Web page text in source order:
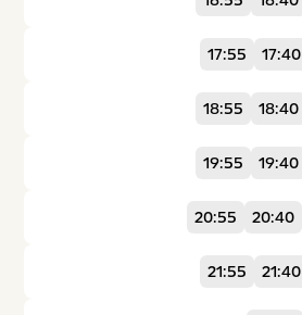
17:40
17:55
18:40
18:55
19:40
19:55
20:40
20:55
21:40
21:55